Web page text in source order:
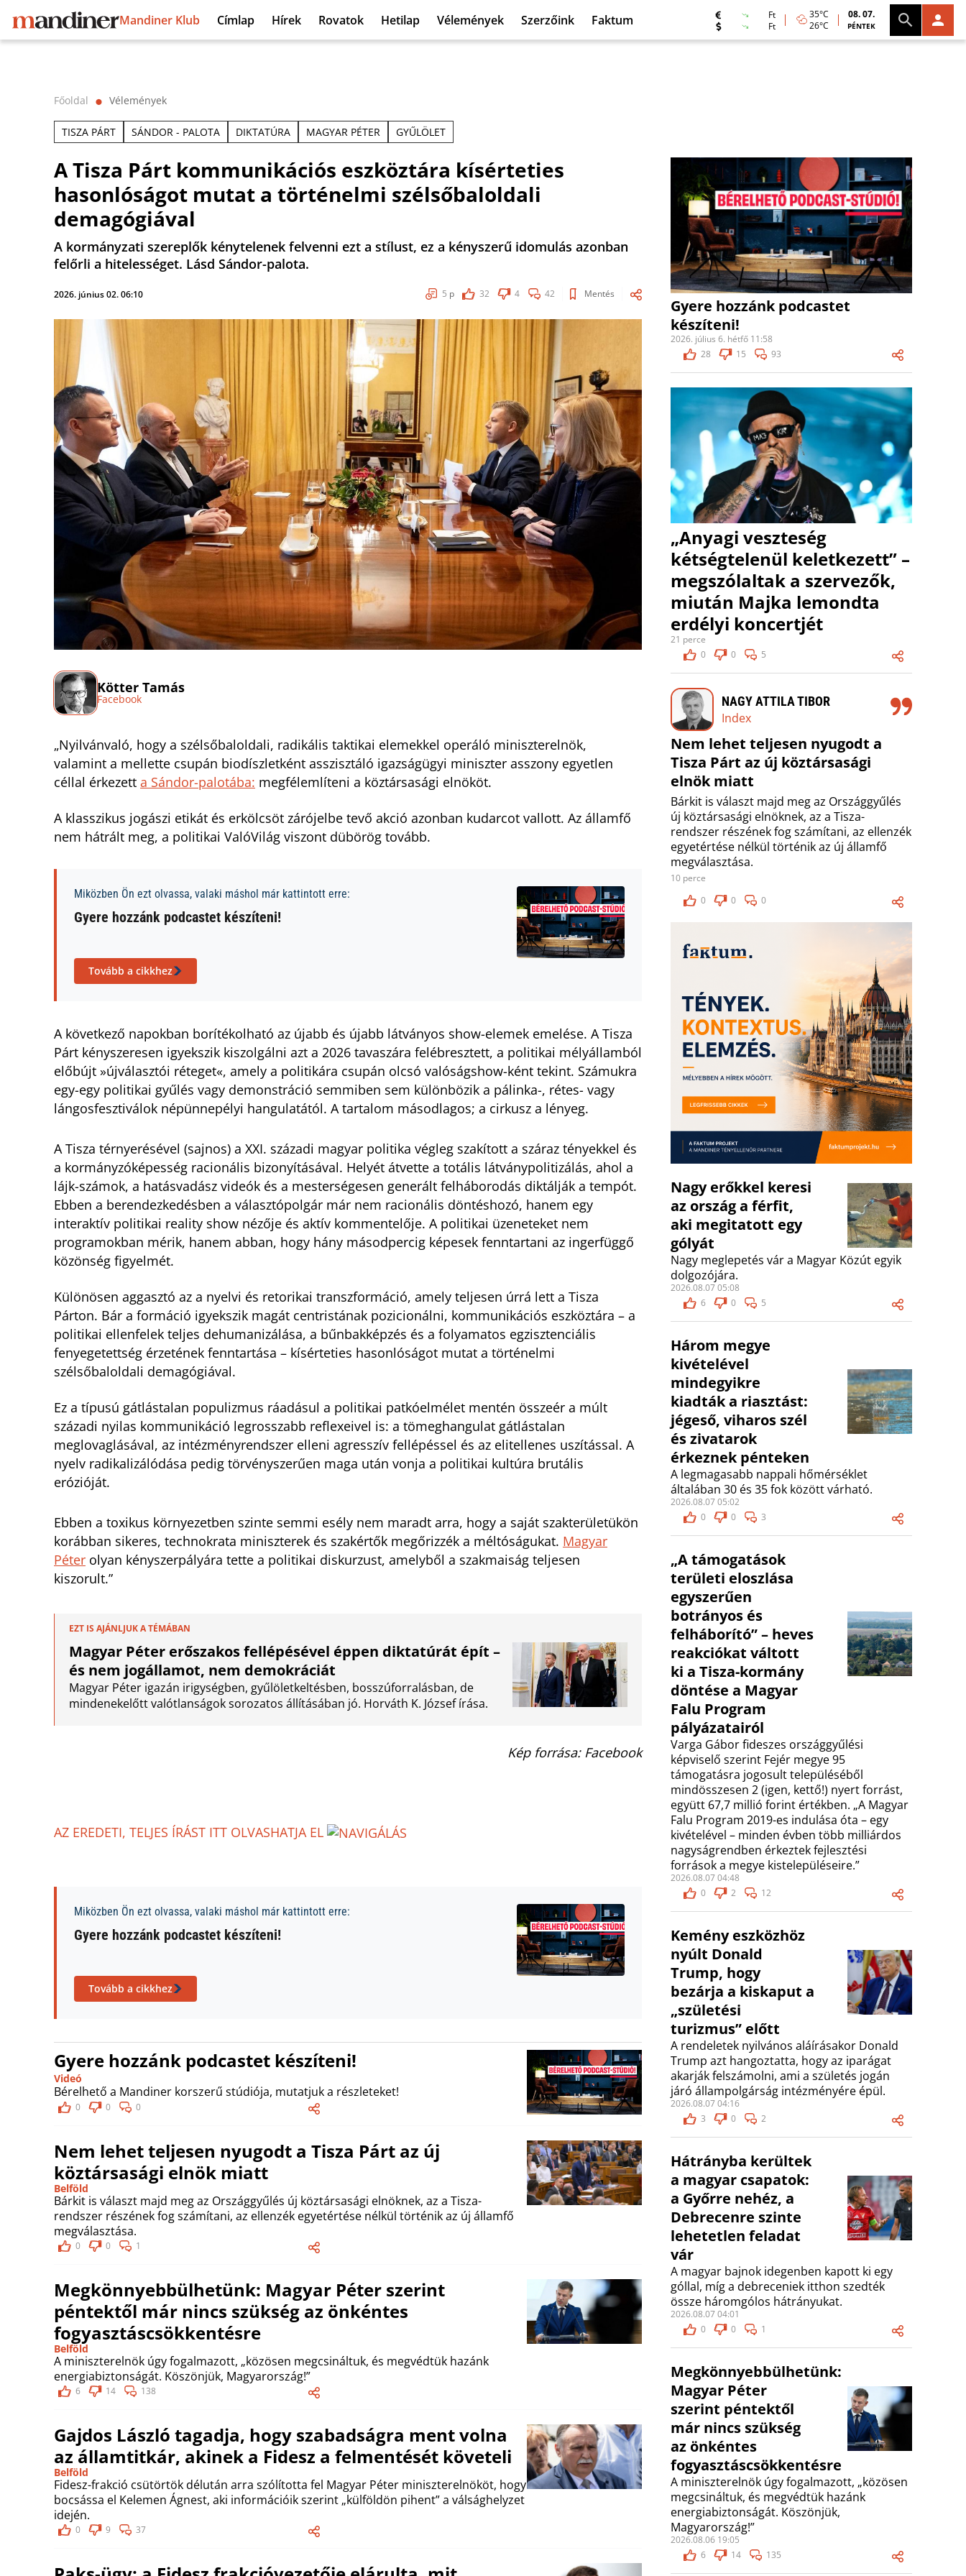
Mandiner Klub Címlap Hírek Rovatok Hetilap Vélemények Szerzőink Faktum
Ft
Ft
35°C
26°C
08. 07.
PÉNTEK
Főoldal ⬤ Vélemények
TISZA PÁRT SÁNDOR - PALOTA DIKTATÚRA MAGYAR PÉTER GYŰLÖLET
A Tisza Párt kommunikációs eszköztára kísérteties
hasonlóságot mutat a történelmi szélsőbaloldali
demagógiával
A kormányzati szereplők kénytelenek felvenni ezt a stílust, ez a kényszerű idomulás azonban
felőrli a hitelességet. Lásd Sándor-palota.
2026. június 02. 06:10 5 p 32 4 42 Mentés
Kötter Tamás
Facebook
„Nyilvánvaló, hogy a szélsőbaloldali, radikális taktikai elemekkel operáló miniszterelnök,
valamint a mellette csupán biodíszletként asszisztáló igazságügyi miniszter asszony egyetlen
céllal érkezett a Sándor-palotába: megfélemlíteni a köztársasági elnököt.
A klasszikus jogászi etikát és erkölcsöt zárójelbe tevő akció azonban kudarcot vallott. Az államfő
nem hátrált meg, a politikai ValóVilág viszont dübörög tovább.
Miközben Ön ezt olvassa, valaki máshol már kattintott erre:
Gyere hozzánk podcastet készíteni!
Tovább a cikkhez
A következő napokban borítékolható az újabb és újabb látványos show-elemek emelése. A Tisza
Párt kényszeresen igyekszik kiszolgálni azt a 2026 tavaszára felébresztett, a politikai mélyállamból
előbújt »újválasztói réteget«, amely a politikára csupán olcsó valóságshow-ként tekint. Számukra
egy-egy politikai gyűlés vagy demonstráció semmiben sem különbözik a pálinka-, rétes- vagy
lángosfesztiválok népünnepélyi hangulatától. A tartalom másodlagos; a cirkusz a lényeg.
A Tisza térnyerésével (sajnos) a XXI. századi magyar politika végleg szakított a száraz tényekkel és
a kormányzóképesség racionális bizonyításával. Helyét átvette a totális látványpolitizálás, ahol a
lájk-számok, a hatásvadász videók és a mesterségesen generált felháborodás diktálják a tempót.
Ebben a berendezkedésben a választópolgár már nem racionális döntéshozó, hanem egy
interaktív politikai reality show nézője és aktív kommentelője. A politikai üzeneteket nem
programokban mérik, hanem abban, hogy hány másodpercig képesek fenntartani az ingerfüggő
közönség figyelmét.
Különösen aggasztó az a nyelvi és retorikai transzformáció, amely teljesen úrrá lett a Tisza
Párton. Bár a formáció igyekszik magát centristának pozicionálni, kommunikációs eszköztára – a
politikai ellenfelek teljes dehumanizálása, a bűnbakképzés és a folyamatos egzisztenciális
fenyegetettség érzetének fenntartása – kísérteties hasonlóságot mutat a történelmi
szélsőbaloldali demagógiával.
Ez a típusú gátlástalan populizmus ráadásul a politikai patkóelmélet mentén összeér a múlt
századi nyilas kommunikáció legrosszabb reflexeivel is: a tömeghangulat gátlástalan
meglovaglásával, az intézményrendszer elleni agresszív fellépéssel és az elitellenes uszítással. A
nyelv radikalizálódása pedig törvényszerűen maga után vonja a politikai kultúra brutális
erózióját.
Ebben a toxikus környezetben szinte semmi esély nem maradt arra, hogy a saját szakterületükön
korábban sikeres, technokrata miniszterek és szakértők megőrizzék a méltóságukat. Magyar
Péter olyan kényszerpályára tette a politikai diskurzust, amelyből a szakmaiság teljesen
kiszorult.”
EZT IS AJÁNLJUK A TÉMÁBAN
Magyar Péter erőszakos fellépésével éppen diktatúrát épít –
és nem jogállamot, nem demokráciát
Magyar Péter igazán irigységben, gyűlöletkeltésben, bosszúforralásban, de
mindenekelőtt valótlanságok sorozatos állításában jó. Horváth K. József írása.
Kép forrása: Facebook
AZ EREDETI, TELJES ÍRÁST ITT OLVASHATJA EL
Miközben Ön ezt olvassa, valaki máshol már kattintott erre:
Gyere hozzánk podcastet készíteni!
Tovább a cikkhez
Gyere hozzánk podcastet készíteni!
Videó
Bérelhető a Mandiner korszerű stúdiója, mutatjuk a részleteket!
0 0 0
Nem lehet teljesen nyugodt a Tisza Párt az új
köztársasági elnök miatt
Belföld
Bárkit is választ majd meg az Országgyűlés új köztársasági elnöknek, az a Tisza-
rendszer részének fog számítani, az ellenzék egyetértése nélkül történik az új államfő
megválasztása.
0 0 1
Megkönnyebbülhetünk: Magyar Péter szerint
péntektől már nincs szükség az önkéntes
fogyasztáscsökkentésre
Belföld
A miniszterelnök úgy fogalmazott, „közösen megcsináltuk, és megvédtük hazánk
energiabiztonságát. Köszönjük, Magyarország!”
6 14 138
Gajdos László tagadja, hogy szabadságra ment volna
az államtitkár, akinek a Fidesz a felmentését követeli
Belföld
Fidesz-frakció csütörtök délután arra szólította fel Magyar Péter miniszterelnököt, hogy
bocsássa el Kelemen Ágnest, aki információik szerint „külföldön pihent” a válsághelyzet
idején.
0 9 37
Gyere hozzánk podcastet
készíteni!
2026. július 6. hétfő 11:58
28
15 93
„Anyagi veszteség
kétségtelenül keletkezett” –
megszólaltak a szervezők,
miután Majka lemondta
erdélyi koncertjét
21 perce
0
0 5
NAGY ATTILA TIBOR
Index
Nem lehet teljesen nyugodt a
Tisza Párt az új köztársasági
elnök miatt
Bárkit is választ majd meg az Országgyűlés
új köztársasági elnöknek, az a Tisza-
rendszer részének fog számítani, az ellenzék
egyetértése nélkül történik az új államfő
megválasztása.
10 perce
0
0 0
Nagy erőkkel keresi
az ország a férfit,
aki megitatott egy
gólyát
Nagy meglepetés vár a Magyar Közút egyik
dolgozójára.
2026.08.07 05:08
6
0 5
Három megye
kivételével
mindegyikre
kiadták a riasztást:
jégeső, viharos szél
és zivatarok
érkeznek pénteken
A legmagasabb nappali hőmérséklet
általában 30 és 35 fok között várható.
2026.08.07 05:02
0
0 3
„A támogatások
területi eloszlása
egyszerűen
botrányos és
felháborító” – heves
reakciókat váltott
ki a Tisza-kormány
döntése a Magyar
Falu Program
pályázatairól
Varga Gábor fideszes országgyűlési
képviselő szerint Fejér megye 95
támogatásra jogosult településéből
mindösszesen 2 (igen, kettő!) nyert forrást,
együtt 67,7 millió forint értékben. „A Magyar
Falu Program 2019-es indulása óta – egy
kivételével – minden évben több milliárdos
nagyságrendben érkeztek fejlesztési
források a megye kistelepüléseire.”
2026.08.07 04:48
0
2 12
Kemény eszközhöz
nyúlt Donald
Trump, hogy
bezárja a kiskaput a
„születési
turizmus” előtt
A rendeletek nyilvános aláírásakor Donald
Trump azt hangoztatta, hogy az iparágat
akarják felszámolni, ami a születés jogán
járó állampolgárság intézményére épül.
2026.08.07 04:16
3
0 2
Hátrányba kerültek
a magyar csapatok:
a Győrre nehéz, a
Debrecenre szinte
lehetetlen feladat
vár
A magyar bajnok idegenben kapott ki egy
góllal, míg a debreceniek itthon szedték
össze háromgólos hátrányukat.
2026.08.07 04:01
0
0 1
Megkönnyebbülhetünk:
Magyar Péter
szerint péntektől
már nincs szükség
az önkéntes
fogyasztáscsökkentésre
A miniszterelnök úgy fogalmazott, „közösen
megcsináltuk, és megvédtük hazánk
energiabiztonságát. Köszönjük,
Magyarország!”
2026.08.06 19:05
6
14 135